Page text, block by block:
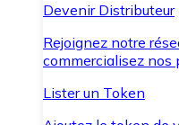
Devenir Distributeur
Rejoignez notre
commercialisez nos
Lister un Token